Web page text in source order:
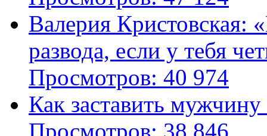
Валерия Кристовская:
развода, если у тебя
Просмотров: 40 974
Как заставить